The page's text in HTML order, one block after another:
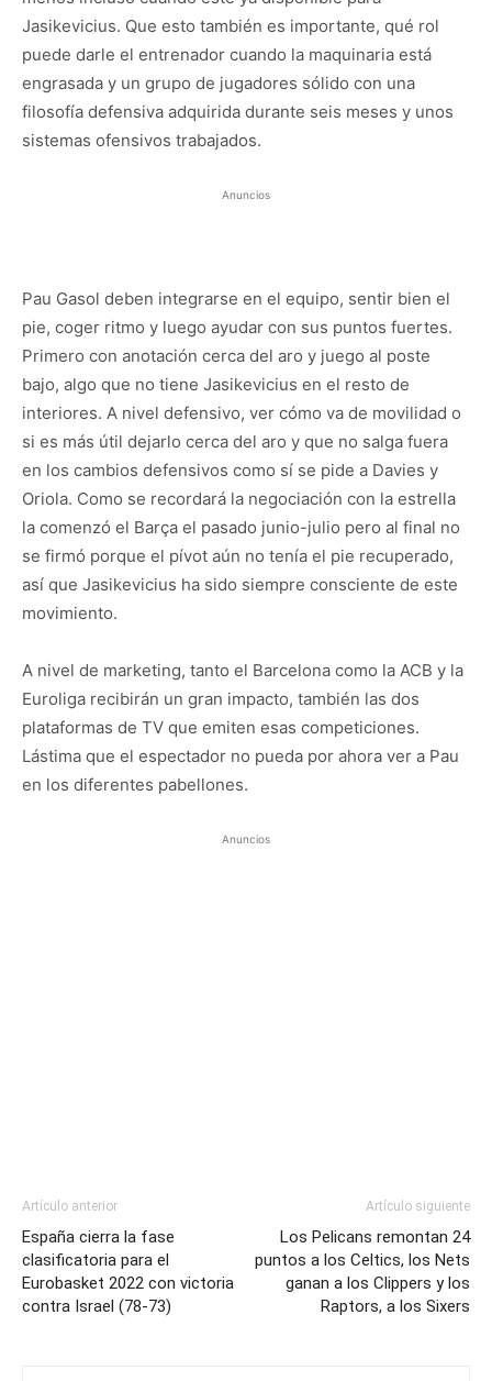
Jasikevicius. Que esto también es importante, qué rol
puede darle el entrenador cuando la maquinaria está
engrasada y un grupo de jugadores sólido con una
filosofía defensiva adquirida durante seis meses y unos
sistemas ofensivos trabajados.
Anuncios
Pau Gasol deben integrarse en el equipo, sentir bien el
pie, coger ritmo y luego ayudar con sus puntos fuertes.
Primero con anotación cerca del aro y juego al poste
bajo, algo que no tiene Jasikevicius en el resto de
interiores. A nivel defensivo, ver cómo va de movilidad o
si es más útil dejarlo cerca del aro y que no salga fuera
en los cambios defensivos como sí se pide a Davies y
Oriola. Como se recordará la negociación con la estrella
la comenzó el Barça el pasado junio-julio pero al final no
se firmó porque el pívot aún no tenía el pie recuperado,
así que Jasikevicius ha sido siempre consciente de este
movimiento.
A nivel de marketing, tanto el Barcelona como la ACB y la
Euroliga recibirán un gran impacto, también las dos
plataformas de TV que emiten esas competiciones.
Lástima que el espectador no pueda por ahora ver a Pau
en los diferentes pabellones.
Anuncios
Artículo anterior
España cierra la fase
clasificatoria para el
Eurobasket 2022 con victoria
contra Israel (78-73)
Artículo siguiente
Los Pelicans remontan 24
puntos a los Celtics, los Nets
ganan a los Clippers y los
Raptors, a los Sixers